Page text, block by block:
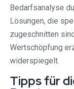
Bedarfsanalyse
Lösungen, die
zugeschnitten
Wertschöpfung
widerspiegelt.
Tipps für